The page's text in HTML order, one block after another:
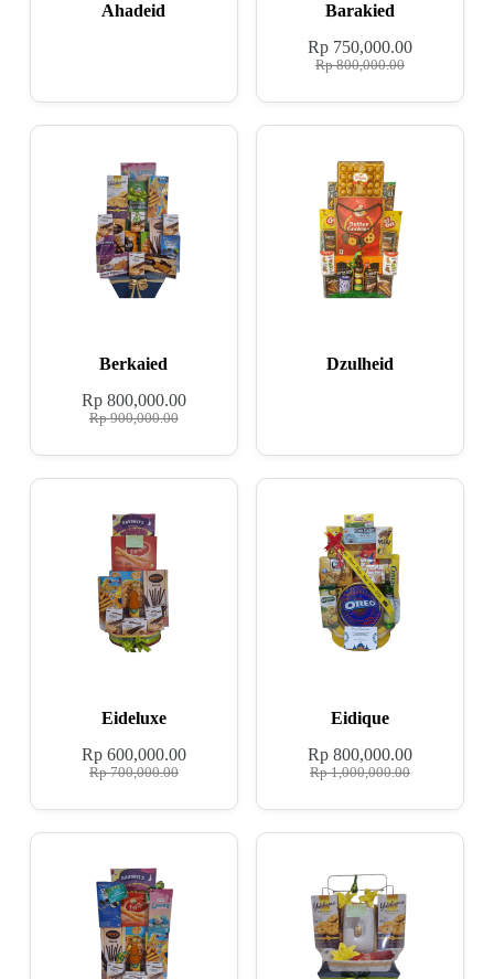
Ahadeid Barakied
Rp800,000.00
Rp 750,000.00
Berkaied
Rp900,000.00
Rp800,000.00
Dzulheid
Eideluxe
Rp700,000.00
Rp600,000.00
Eidique
Rp1,000,000.00
Rp 800,000.00